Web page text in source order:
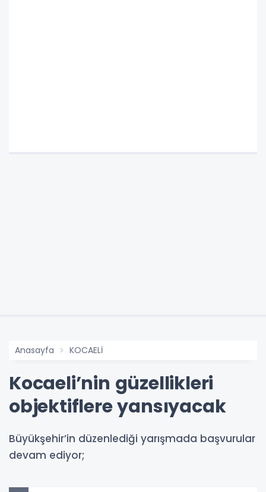
Anasayfa KOCAELİ
Kocaeli’nin güzellikleri
objektiflere yansıyacak
Büyükşehir’in düzenlediği yarışmada başvurular
devam ediyor;